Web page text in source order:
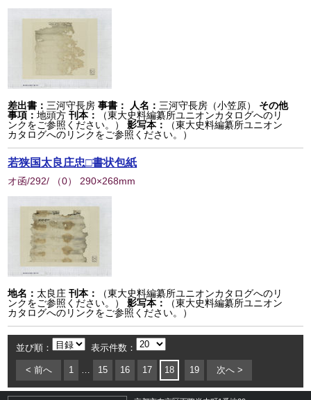
差出書： 三河守長房 事書： 人名： 三河守長房（小笠原）
その他
事項：地頭方刊本：
（東大史料編纂所ユニオンカタログへのリ
ンクをご参照ください。）
影写本：
（東大史料編纂所ユニオン
カタログへのリンクをご参照ください。）
若狭国太良庄忠□書状包紙
オ函/292/ （0） 290×268mm
地名： 太良庄 刊本：
（東大史料編纂所ユニオンカタログへのリ
ンクをご参照ください。）
影写本：
（東大史料編纂所ユニオン
カタログへのリンクをご参照ください。）
並び順： 表示件数：
< 前へ 1 … 15 16 17 18 19 次へ >